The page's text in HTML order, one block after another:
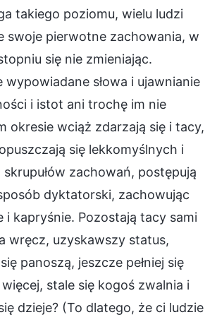
takiego poziomu, wielu ludzi
swoje pierwotne zachowania, w
się nie zmieniając.
wypowiadane słowa i ujawnianie
i istot ani trochę im nie
okresie wciąż zdarzają się i tacy,
się lekkomyślnych i
zachowań, postępują
dyktatorski, zachowując
i kapryśnie. Pozostają tacy sami
wręcz, uzyskawszy status,
panoszą, jeszcze pełniej się
stale się kogoś zwalnia i
dzieje? (To dlatego, że ci ludzie